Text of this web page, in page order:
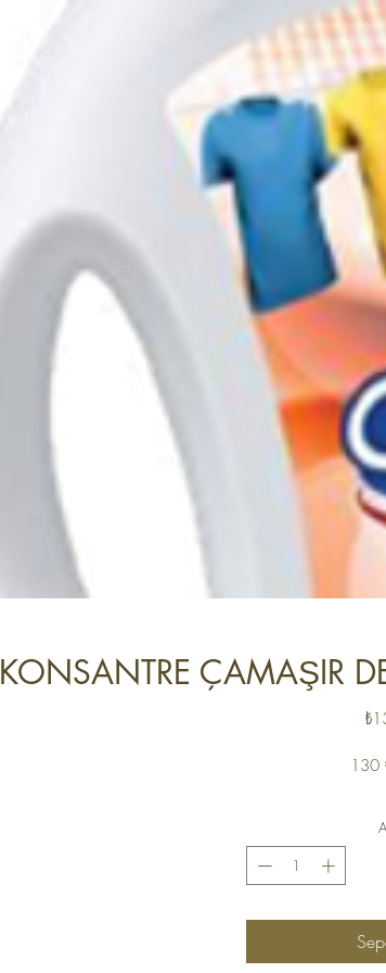
KONSANTRE ÇAMAŞIR
130